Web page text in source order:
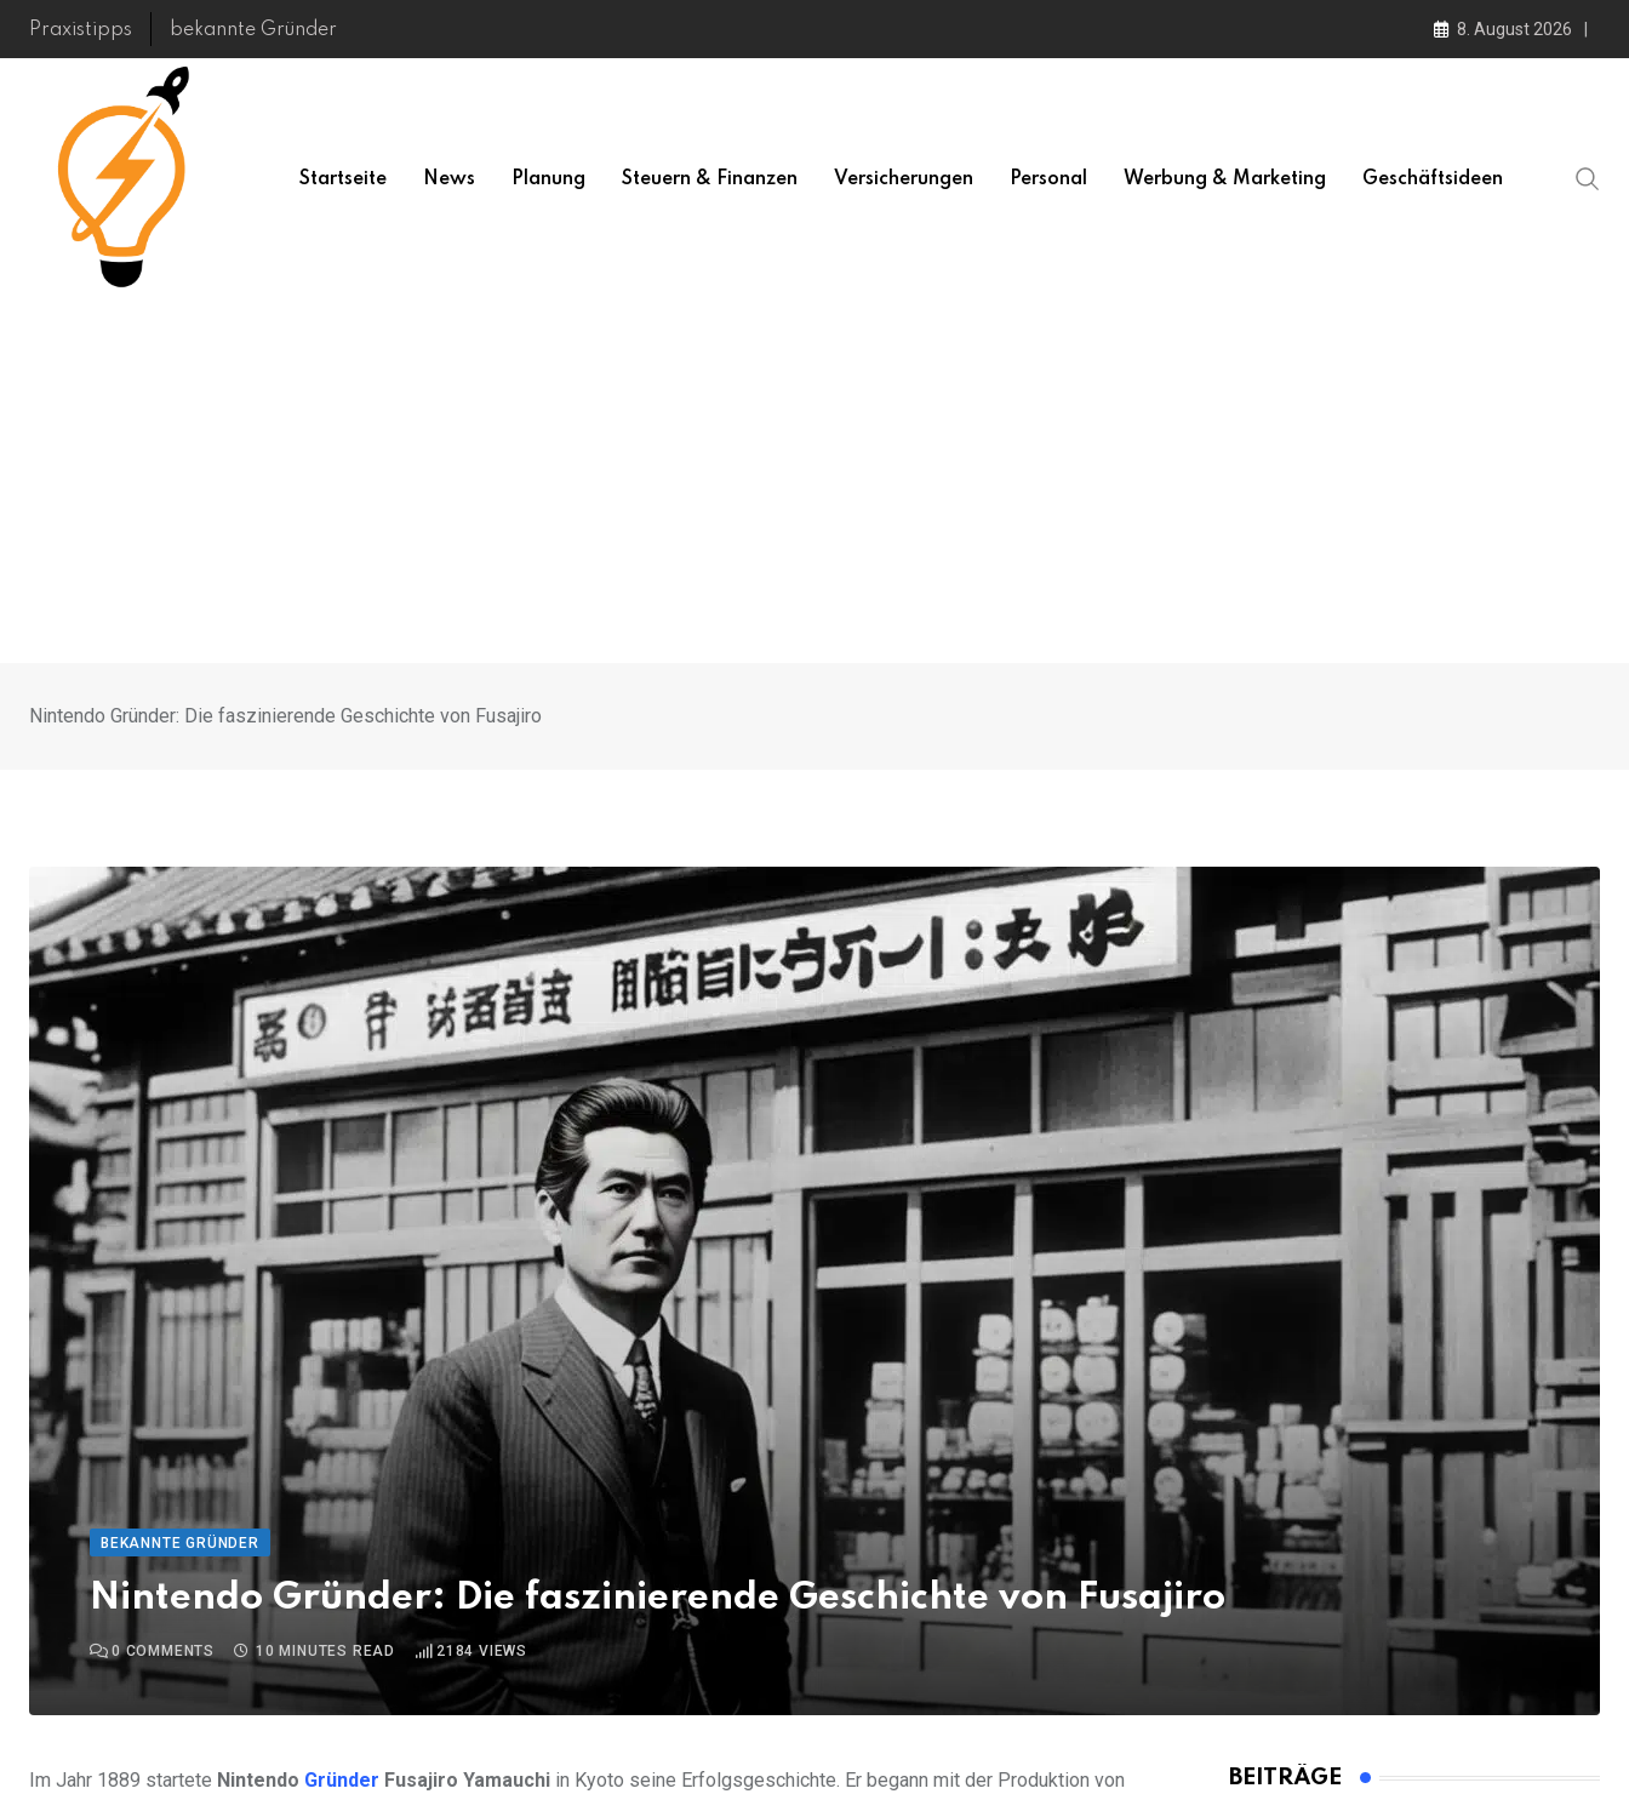
Skip
Praxistipps bekannte Gründer 8. August 2026
Startseite News Planung Steuern & Finanzen Versicherungen Personal Werbung & Marketing Geschäftsideen
Nintendo Gründer: Die faszinierende Geschichte von Fusajiro
BEKANNTE GRÜNDER
Nintendo Gründer: Die faszinierende Geschichte von Fusajiro
0COMMENTS 10 MINUTES READ 2184VIEWS
Im Jahr 1889 startete Nintendo Gründer Fusajiro Yamauchi in Kyoto seine Erfolgsgeschichte. Er begann mit der Produktion von
BEITRÄGE